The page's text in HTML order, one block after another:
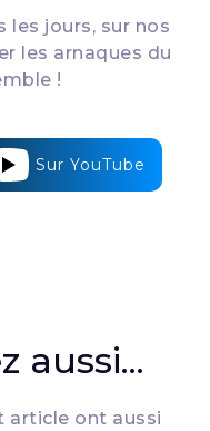
les jours, sur nos
les arnaques du
!
Sur YouTube
aussi...
article ont aussi